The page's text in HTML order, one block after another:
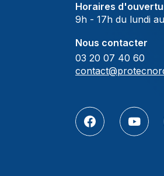
Horaires
9h - 17h du lundi
Nous contacter
03 20 07 40 60